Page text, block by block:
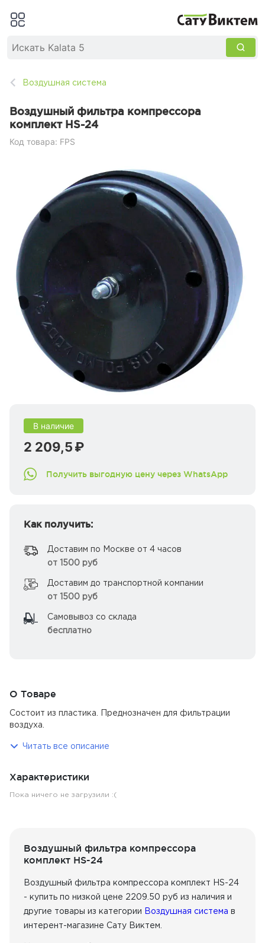
Воздушная система
Воздушный фильтра компрессора
комплект HS-24
Код товара: FPS
В наличие
2 209,5 ₽
Получить выгодную цену через WhatsApp
Как получить:
Доставим по Москве от 4 часов
от 1500 руб
Доставим до транспортной компании
от 1500 руб
Самовывоз со склада
бесплатно
О Товаре
Состоит из пластика. Преднозначен для фильтрации
воздуха.
Читать все описание
Характеристики
Пока ничего не загрузили :(
Воздушный фильтра компрессора
комплект HS-24
Воздушный фильтра компрессора комплект HS-24
- купить по низкой цене 2209.50 руб из наличия и
другие товары из категории Воздушная система в
интерент-магазине Сату Виктем.